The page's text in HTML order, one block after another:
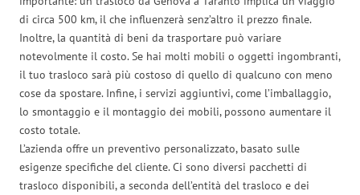
di circa 500 km, il che influenzerà senz’altro il prezzo finale.
Inoltre, la quantità di beni da trasportare può variare
notevolmente il costo. Se hai molti mobili o oggetti ingombranti,
il tuo trasloco sarà più costoso di quello di qualcuno con meno
cose da spostare. Infine, i servizi aggiuntivi, come l’imballaggio,
lo smontaggio e il montaggio dei mobili, possono aumentare il
costo totale.
L’azienda offre un preventivo personalizzato, basato sulle
esigenze specifiche del cliente. Ci sono diversi pacchetti di
trasloco disponibili, a seconda dell’entità del trasloco e dei